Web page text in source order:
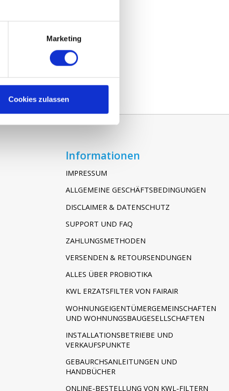
Marketing
Cookies zulassen
Informationen
IMPRESSUM
ALLGEMEINE GESCHÄFTSBEDINGUNGEN
DISCLAIMER & DATENSCHUTZ
SUPPORT UND FAQ
ZAHLUNGSMETHODEN
VERSENDEN & RETOURSENDUNGEN
ALLES ÜBER PROBIOTIKA
KWL ERZATSFILTER VON FAIRAIR
WOHNUNGEIGENTÜMERGEMEINSCHAFTEN
UND WOHNUNGSBAUGESELLSCHAFTEN
INSTALLATIONSBETRIEBE UND
VERKAUFSPUNKTE
GEBAURCHSANLEITUNGEN UND
HANDBÜCHER
ONLINE-BESTELLUNG VON KWL-FILTERN